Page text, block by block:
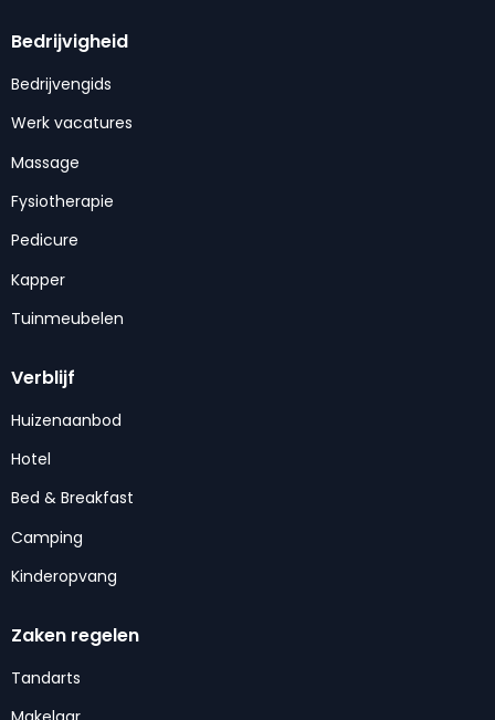
Bedrijvigheid
Bedrijvengids
Werk vacatures
Massage
Fysiotherapie
Pedicure
Kapper
Tuinmeubelen
Verblijf
Huizenaanbod
Hotel
Bed & Breakfast
Camping
Kinderopvang
Zaken regelen
Tandarts